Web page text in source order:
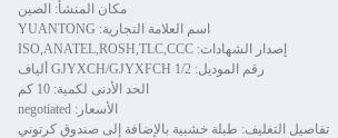
مكان المنشأ: الصين
اسم العلامة التجارية: YUANTONG
إصدار الشهادات: ISO,ANATEL,ROSH,TLC,CCC
رقم الموديل: GJYXCH/GJYXFCH 1/2 ألياف
الحد الأدنى لكمية: 10 كم
الأسعار: negotiated
تفاصيل التغليف: طبلة خشبية بالإضافة إلى صندوق كرتوني